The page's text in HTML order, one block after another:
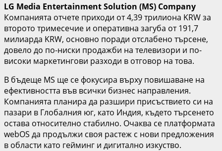
LG Media Entertainment Solution (MS) Company
Компанията отчете приходи от 4,39 трилиона KRW за
второто тримесечие и оперативна загуба от 191,7
милиарда KRW, основно поради отслабено търсене,
довело до по-ниски продажби на телевизори и по-
високи маркетингови разходи в отговор на това.
В бъдеще MS ще се фокусира върху повишаване на
ефективността във всички бизнес направления.
Компанията планира да разшири присъствието си на
пазари в Глобалния юг, като Индия, където търсенето
остава относително стабилно. Очаква се платформата
webOS да продължи своя растеж с нови предложения
в области като гейминг и дигитално изкуство.